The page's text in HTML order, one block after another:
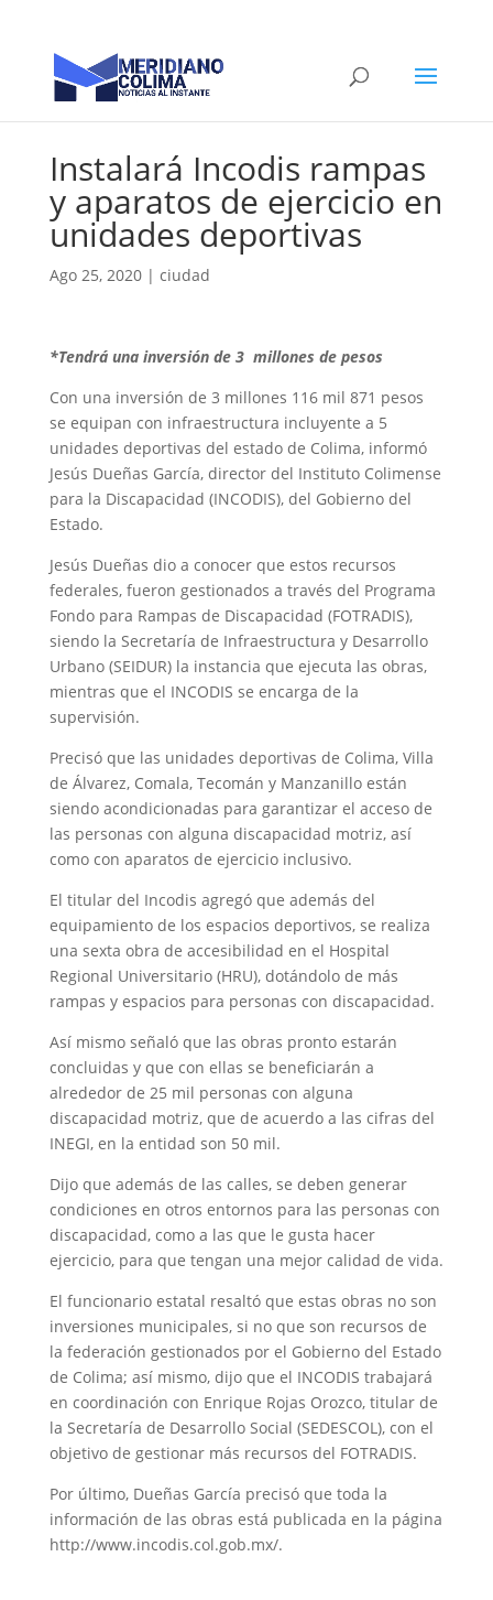
Instalará Incodis rampas
y aparatos de ejercicio en
unidades deportivas
Ago 25, 2020| ciudad
*Tendrá una inversión de 3 millones de pesos
Con una inversión de 3 millones 116 mil 871 pesos
se equipan con infraestructura incluyente a 5
unidades deportivas del estado de Colima, informó
Jesús Dueñas García, director del Instituto Colimense
para la Discapacidad (INCODIS), del Gobierno del
Estado.
Jesús Dueñas dio a conocer que estos recursos
federales, fueron gestionados a través del Programa
Fondo para Rampas de Discapacidad (FOTRADIS),
siendo la Secretaría de Infraestructura y Desarrollo
Urbano (SEIDUR) la instancia que ejecuta las obras,
mientras que el INCODIS se encarga de la
supervisión.
Precisó que las unidades deportivas de Colima, Villa
de Álvarez, Comala, Tecomán y Manzanillo están
siendo acondicionadas para garantizar el acceso de
las personas con alguna discapacidad motriz, así
como con aparatos de ejercicio inclusivo.
El titular del Incodis agregó que además del
equipamiento de los espacios deportivos, se realiza
una sexta obra de accesibilidad en el Hospital
Regional Universitario (HRU), dotándolo de más
rampas y espacios para personas con discapacidad.
Así mismo señaló que las obras pronto estarán
concluidas y que con ellas se beneficiarán a
alrededor de 25 mil personas con alguna
discapacidad motriz, que de acuerdo a las cifras del
INEGI, en la entidad son 50 mil.
Dijo que además de las calles, se deben generar
condiciones en otros entornos para las personas con
discapacidad, como a las que le gusta hacer
ejercicio, para que tengan una mejor calidad de vida.
El funcionario estatal resaltó que estas obras no son
inversiones municipales, si no que son recursos de
la federación gestionados por el Gobierno del Estado
de Colima; así mismo, dijo que el INCODIS trabajará
en coordinación con Enrique Rojas Orozco, titular de
la Secretaría de Desarrollo Social (SEDESCOL), con el
objetivo de gestionar más recursos del FOTRADIS.
Por último, Dueñas García precisó que toda la
información de las obras está publicada en la página
http://www.incodis.col.gob.mx/.